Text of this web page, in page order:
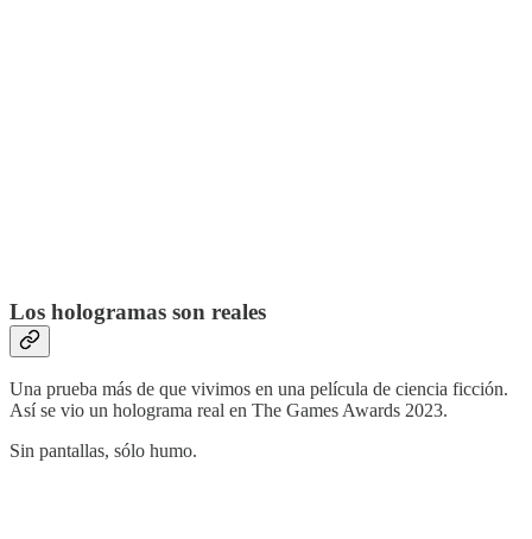
Los hologramas son reales
Una prueba más de que vivimos en una película de ciencia ficción.
Así se vio un holograma real en The Games Awards 2023.
Sin pantallas, sólo humo.